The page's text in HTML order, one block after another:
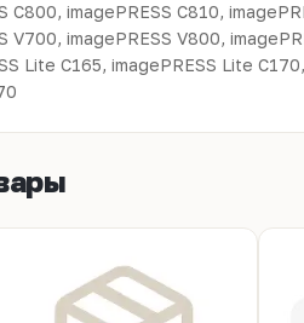
C800, imagePRESS C810,
V700, imagePRESS V800,
Lite C165, imagePRESS Lite